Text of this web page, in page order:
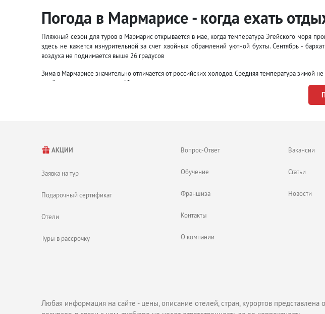
Погода в Мармарисе - когда ехать
Пляжный сезон для туров в Мармарис открывается в мае, когда температура Эгейского моря
здесь не кажется изнурительной за счет хвойных обрамлений уютной бухты. Сентябрь -
воздуха не поднимается выше 26 градусов
Зима в Мармарисе значительно отличается от российских холодов. Средняя температура
дней не превышает отметку 10 градусов.
АКЦИИ
Заявка на тур
Подарочный сертификат
Отели
Туры в рассрочку
Вопрос-Ответ
Обучение
Франшиза
Контакты
О компании
Вакансии
Статьи
Новости
Любая информация на сайте - цены, описание отелей, стран, курортов